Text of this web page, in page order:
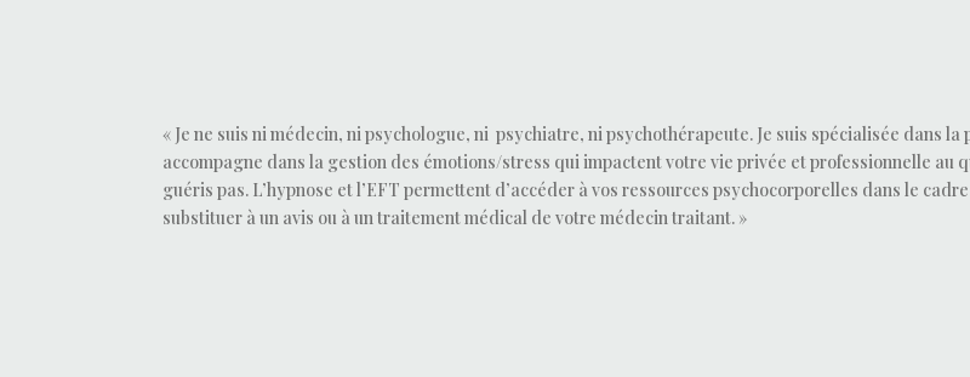
« Je ne suis ni médecin, ni psychologue, ni psychiatre, ni psychothérapeute. Je suis spécialisée dans la
accompagne dans la gestion des émotions/stress qui impactent votre vie privée et professionnelle au
guéris pas. L’hypnose et l’EFT permettent d’accéder à vos ressources psychocorporelles dans le
substituer à un avis ou à un traitement médical de votre médecin traitant. »